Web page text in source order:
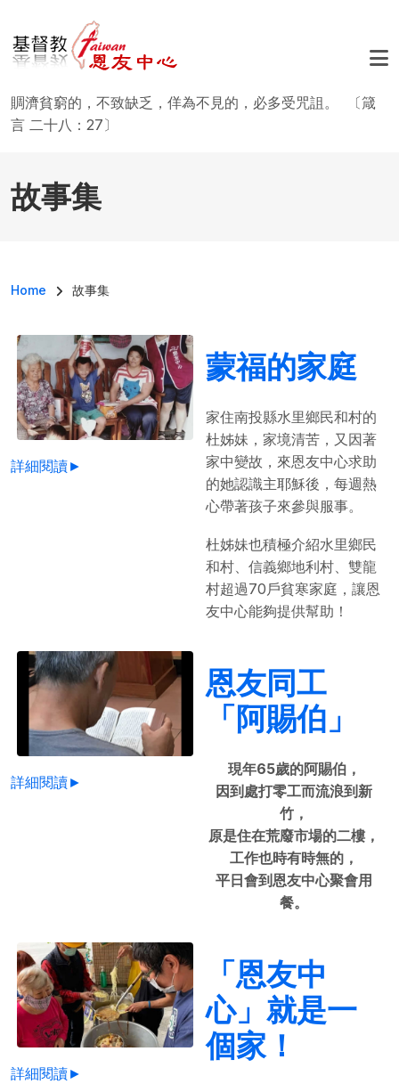
賙濟貧窮的，不致缺乏，佯為不見的，必多受咒詛。 〔箴
言 二十八：27〕
故事集
導航連結
Home 故事集
詳細閱讀►
蒙福的家庭
家住南投縣水里鄉民和村的
杜姊妹，家境清苦，又因著
家中變故，來恩友中心求助
的她認識主耶穌後，每週熱
心帶著孩子來參與服事。
杜姊妹也積極介紹水里鄉民
和村、信義鄉地利村、雙龍
村超過70戶貧寒家庭，讓恩
友中心能夠提供幫助！
詳細閱讀►
恩友同工
「阿賜伯」
現年65歲的阿賜伯，
因到處打零工而流浪到新
竹，
原是住在荒廢市場的二樓，
工作也時有時無的，
平日會到恩友中心聚會用
餐。
詳細閱讀►
「恩友中
心」就是一
個家！